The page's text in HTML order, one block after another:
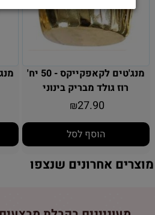
מנג'טים לקאפקייקס - 50 יח'
רוז גולד מבריק בינוני
₪27.90
הוסף לסל
מוצרים אחרונים שנצפו